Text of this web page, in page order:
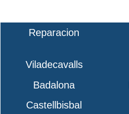
Reparacion
Viladecavalls
Badalona
Castellbisbal